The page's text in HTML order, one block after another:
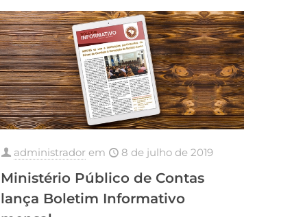
administrador em 8 de julho de 2019
Ministério Público de Contas
lança Boletim Informativo